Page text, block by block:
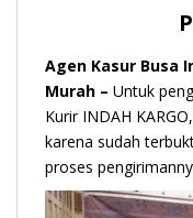
Agen Kasur Busa
Murah – Untuk
Kurir INDAH
karena sudah
proses